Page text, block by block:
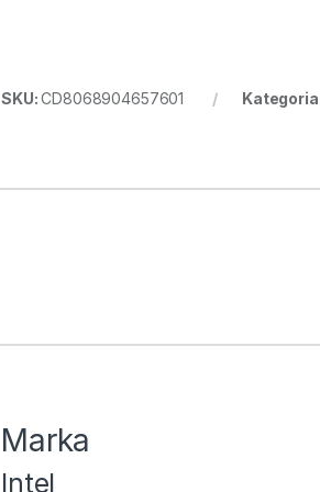
SKU:CD8068904657601
Marka
Intel